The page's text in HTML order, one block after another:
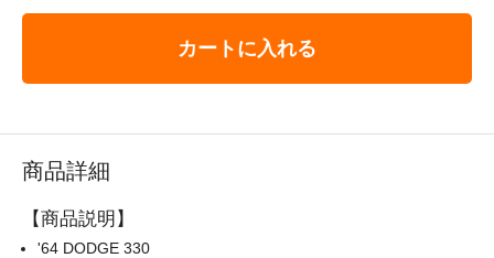
カートに入れる
商品詳細
【商品説明】
'64 DODGE 330